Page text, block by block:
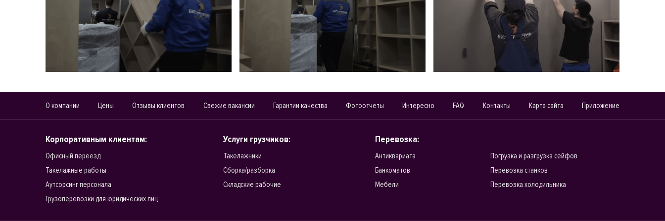
О компании Цены Отзывы клиентов Свежие вакансии Гарантии качества Фотоотчеты Интересно FAQ Контакты Карта сайта Приложение
Корпоративным клиентам:
Офисный переезд
Такелажные работы
Аутсорсинг персонала
Грузоперевозки для юридических лиц
Услуги грузчиков:
Такелажники
Сборка/разборка
Складские рабочие
Перевозка:
Антиквариата
Банкоматов
Мебели
Погрузка и разгрузка сейфов
Перевозка станков
Перевозка холодильника